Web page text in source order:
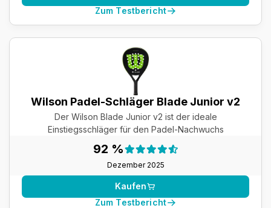
Zum Testbericht
Wilson Padel-Schläger Blade Junior v2
Der Wilson Blade Junior v2 ist der ideale
Einstiegsschläger für den Padel-Nachwuchs
92 %
Dezember 2025
Testergebnis:
Kaufen
Zum Testbericht